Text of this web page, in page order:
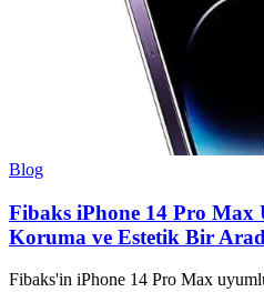
Blog
Fibaks iPhone 14 Pro Max
Koruma ve Estetik Bir
Fibaks'in iPhone 14 Pro Max